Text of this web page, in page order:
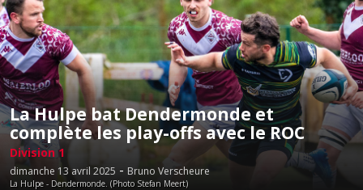
La Hulpe bat Dendermonde et
complète les play-offs avec le ROC
Division 1
dimanche 13 avril 2025 - Bruno Verscheure
La Hulpe - Dendermonde. (Photo Stefan Meert)